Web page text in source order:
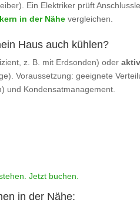
Ein Elektriker prüft
in der Nähe vergleichen.
Haus auch kühlen?
z. B. mit Erdsonden) oder
Voraussetzung: geeignete
und Kondensatmanagement.
Jetzt buchen.
in der Nähe: